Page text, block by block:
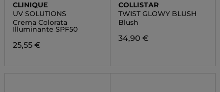
CLINIQUE
UV SOLUTIONS
Crema Colorata
Illuminante SPF50
25,55 €
COLLISTAR
TWIST GLOWY BLUSH
Blush
34,90 €